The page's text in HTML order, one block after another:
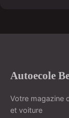
Autoecole
Votre magazine
et voiture